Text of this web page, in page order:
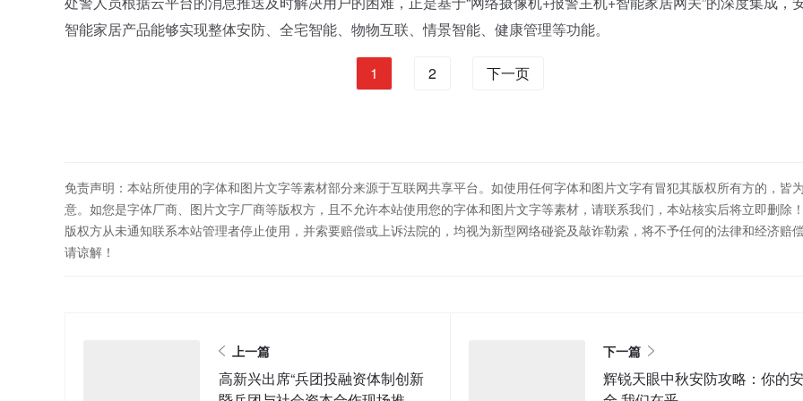
智能家居产品能够实现整体安防、全宅智能、物物互联、情景智能、健康管理等功能。
1 2 下一页
免责声明：本站所使用的字体和图片文字等素材部分来源于互联网共享平台。如使用任何字体和图片文字有冒犯其版权所有方的，皆
意。如您是字体厂商、图片文字厂商等版权方，且不允许本站使用您的字体和图片文字等素材，请联系我们，本站核实后将立即删除
版权方从未通知联系本站管理者停止使用，并索要赔偿或上诉法院的，均视为新型网络碰瓷及敲诈勒索，将不予任何的法律和经济赔
请谅解！
上一篇
高新兴出席“兵团投融资体制创新
下一篇
辉锐天眼中秋安防攻略：你的安